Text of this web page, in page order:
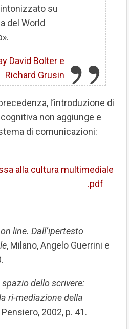
su
del World
David Bolter e
Richard Grusin
l’introduzione di
non aggiunge e
di comunicazioni:
alla cultura multimediale
.pdf
line. Dall’ipertesto
, Milano, Angelo Guerrini e
spazio dello scrivere:
ri-mediazione della
2002, p. 41.